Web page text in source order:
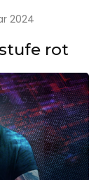
Produktion
2024
rot